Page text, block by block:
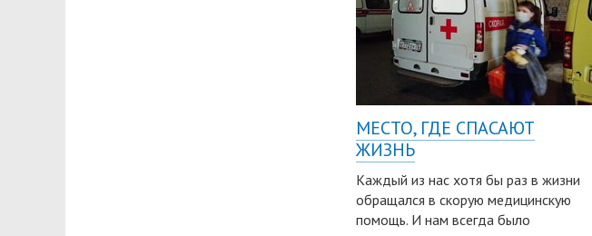
МЕСТО, ГДЕ СПАСАЮТ
ЖИЗНЬ
Каждый из нас хотя бы раз в жизни
обращался в скорую медицинскую
помощь. И нам всегда было